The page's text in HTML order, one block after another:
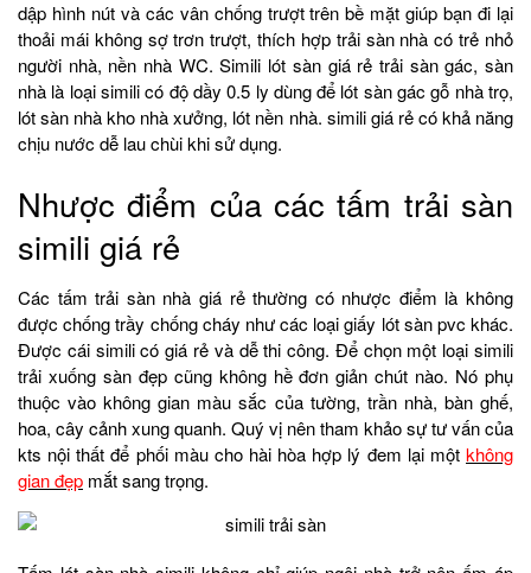
dập hình nút và các vân chống trượt trên bề mặt giúp bạn đi lại
thoải mái không sợ trơn trượt, thích hợp trải sàn nhà có trẻ nhỏ
người nhà, nền nhà WC. Simili lót sàn giá rẻ trải sàn gác, sàn
nhà là loại simili có độ dầy 0.5 ly dùng để lót sàn gác gỗ nhà trọ,
lót sàn nhà kho nhà xưởng, lót nền nhà. simili giá rẻ có khả năng
chịu nước dễ lau chùi khi sử dụng.
Nhược điểm của các tấm trải sàn
simili giá rẻ
Các tấm trải sàn nhà giá rẻ thường có nhược điểm là không
được chống trầy chống cháy như các loại giấy lót sàn pvc khác.
Được cái simili có giá rẻ và dễ thi công. Để chọn một loại simili
trải xuống sàn đẹp cũng không hề đơn giản chút nào. Nó phụ
thuộc vào không gian màu sắc của tường, trần nhà, bàn ghế,
hoa, cây cảnh xung quanh. Quý vị nên tham khảo sự tư vấn của
kts nội thất để phối màu cho hài hòa hợp lý đem lại một không
gian đẹp mắt sang trọng.